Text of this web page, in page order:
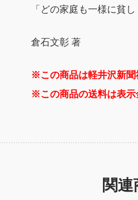
「どの家庭も一様に貧
倉石文彰 著
※この商品は軽井沢新聞
※この商品の送料は表示
関連